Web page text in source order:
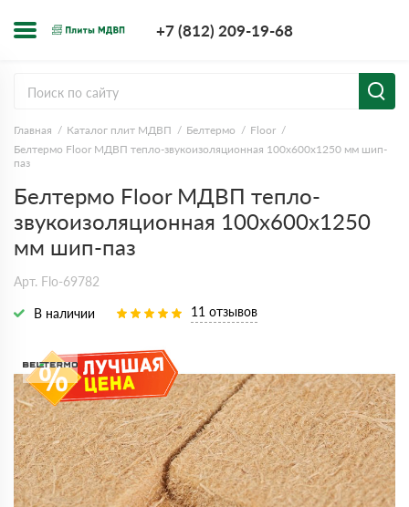
+7 (812) 209-19-68
Главная Каталог плит МДВП Белтермо
Floor
Белтермо Floor МДВП тепло-звукоизоляционная 100х600х1250 мм шип-
паз
Белтермо Floor МДВП тепло-
звукоизоляционная 100х600х1250
мм шип-паз
Арт. Flo-69782
В наличии 11 отзывов